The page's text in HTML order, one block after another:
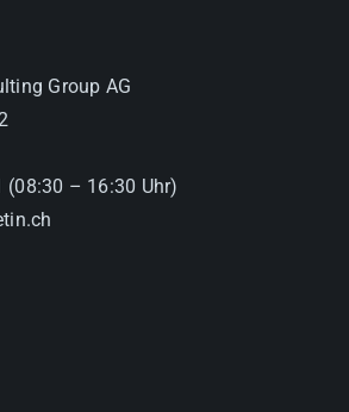
Group AG
(08:30 – 16:30 Uhr)